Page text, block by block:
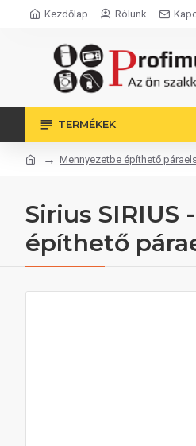
Kezdőlap Rólunk
TERMÉKEK
Mennyezetbe építhető
Sirius SIRIUS
építhető